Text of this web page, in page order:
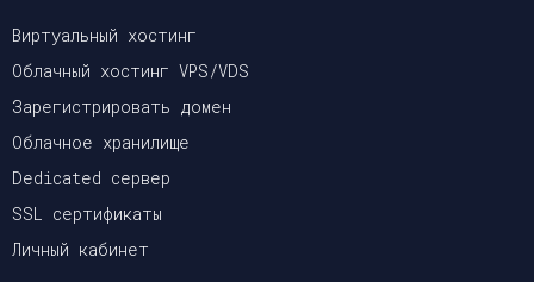
Виртуальный хостинг
Облачный хостинг VPS/VDS
Зарегистрировать домен
Облачное хранилище
Dedicated сервер
SSL сертификаты
Личный кабинет